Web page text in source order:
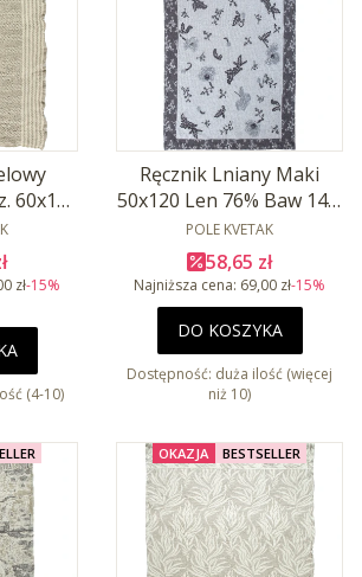
60x120
zł-15%
(4-10)
Ręcznik Lniany Maki
50x120 Len 76% Baw 14%
Grafitowy
PRODUCENT
POLE KVETAK
Cena promocyjna
58,65 zł
Najniższa cena: 69,00 zł-15%
DO KOSZYKA
Dostępność: duża ilość (więcej
niż 10)
OKAZJA BESTSELLER